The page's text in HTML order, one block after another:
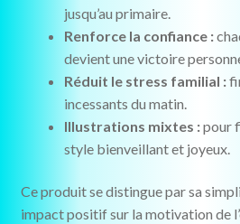
jusqu’au primaire.
Renforce la confiance :
devient une victoire
Réduit le stress familial :
incessants du matin.
Illustrations mixtes :pour
style bienveillant et joyeux.
Ce produit se distingue par sa
impact positif sur la motivation de